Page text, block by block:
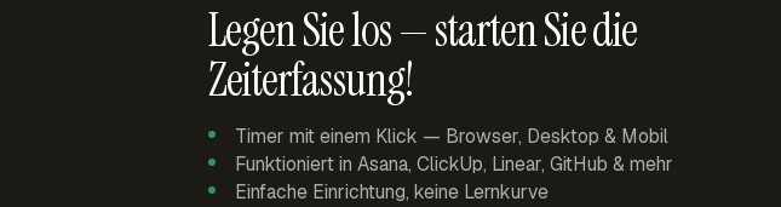
Legen Sie los — starten Sie die
Zeiterfassung!
Timer mit einem Klick — Browser, Desktop & Mobil
Funktioniert in Asana, ClickUp, Linear, GitHub & mehr
Einfache Einrichtung, keine Lernkurve